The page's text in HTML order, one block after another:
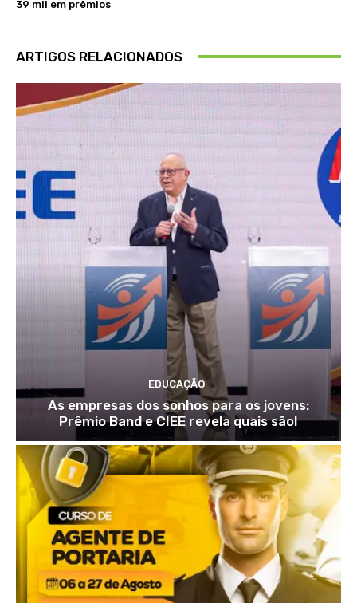
39 mil em prêmios
ARTIGOS RELACIONADOS
EDUCAÇÃO
As empresas dos sonhos para os jovens:
Prêmio Band e CIEE revela quais são!